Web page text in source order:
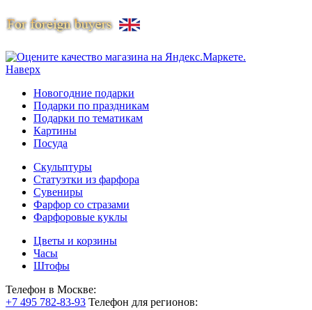
Наверх
Новогодние подарки
Подарки по праздникам
Подарки по тематикам
Картины
Посуда
Скульптуры
Статуэтки из фарфора
Сувениры
Фарфор со стразами
Фарфоровые куклы
Цветы и корзины
Часы
Штофы
Телефон в Москве:
+7 495 782-83-93 Телефон для регионов: